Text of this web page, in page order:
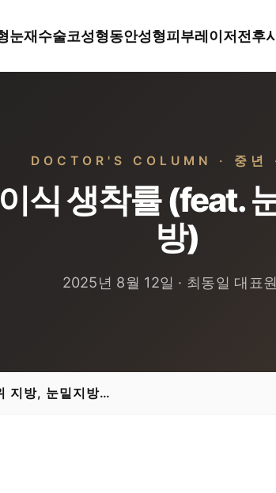
눈재수술코성형동안성형피부레이저전후
DOCTOR'S COLUMN · 중년
식 생착률 (feat.
방)
2025년 8월 12일 · 최동일 대표
지방, 눈밑지방…